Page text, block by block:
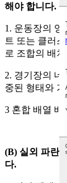
해야 합니다.
1. 운동장의 양
트 또는 클러
로 조합의 배
2. 경기장의 네
중된 형태와
3 혼합 배열 배
(B) 실외 파란
다.